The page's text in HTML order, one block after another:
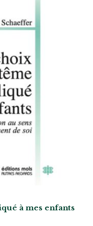
à mes enfants